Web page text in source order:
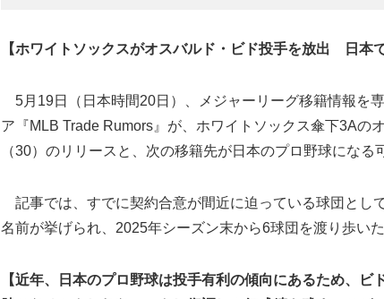
【ホワイトソックスがオスバルド・ビド投手を放出 日本
5月19日（日本時間20日）、メジャーリーグ移籍情報を
ア『MLB Trade Rumors』が、ホワイトソックス傘下3Aの
（30）のリリースと、次の移籍先が日本のプロ野球になる
記事では、すでに契約合意が間近に迫っている球団とし
名前が挙げられ、2025年シーズン末から6球団を渡り歩いた
【近年、日本のプロ野球は投手有利の傾向にあるため、ビ